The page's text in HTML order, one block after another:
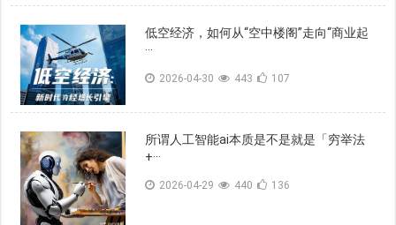
低空经济，如何从“空中楼阁”走向“商业起
···
2026-04-30 443 107
所谓人工智能ai本质是不是就是「穷举法
+···
2026-04-29 440 136